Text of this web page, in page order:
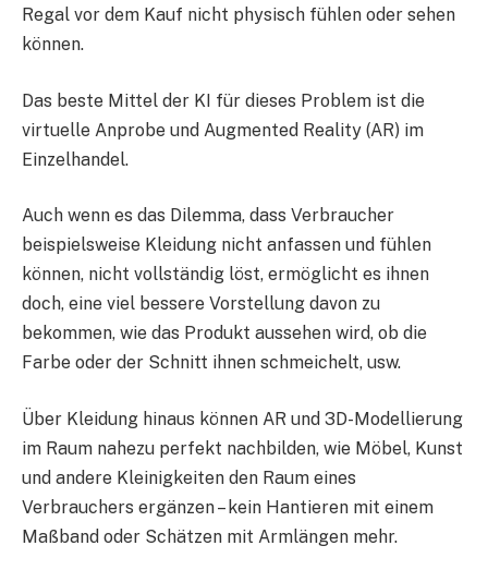
Regal vor dem Kauf nicht physisch fühlen oder sehen
können.
Das beste Mittel der KI für dieses Problem ist die
virtuelle Anprobe und Augmented Reality (AR) im
Einzelhandel.
Auch wenn es das Dilemma, dass Verbraucher
beispielsweise Kleidung nicht anfassen und fühlen
können, nicht vollständig löst, ermöglicht es ihnen
doch, eine viel bessere Vorstellung davon zu
bekommen, wie das Produkt aussehen wird, ob die
Farbe oder der Schnitt ihnen schmeichelt, usw.
Über Kleidung hinaus können AR und 3D-Modellierung
im Raum nahezu perfekt nachbilden, wie Möbel, Kunst
und andere Kleinigkeiten den Raum eines
Verbrauchers ergänzen – kein Hantieren mit einem
Maßband oder Schätzen mit Armlängen mehr.